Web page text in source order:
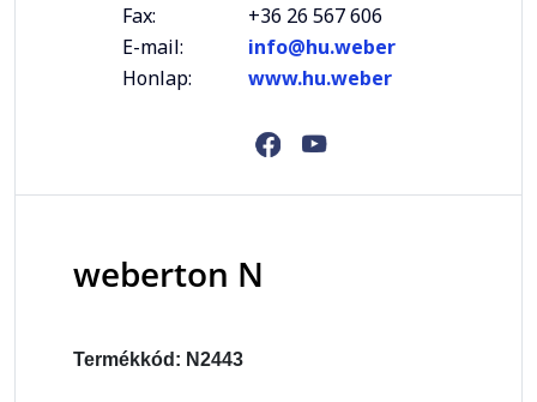
Fax:
+36 26 567 606
E-mail:
info@hu.weber
Honlap:
www.hu.weber
weberton N
Termékkód: N2443